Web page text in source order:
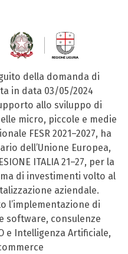
della domanda di
in data 03/05/2024
allo sviluppo di
micro, piccole e medie
FESR 2021–2027, ha
dell’Unione Europea,
ITALIA 21–27, per la
di investimenti volto al
aziendale.
l’implementazione di
software, consulenze
e Intelligenza Artificiale,